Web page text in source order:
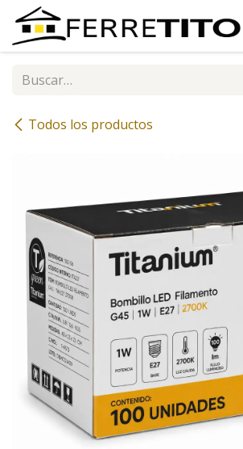
Ir al contenido
Todos los productos